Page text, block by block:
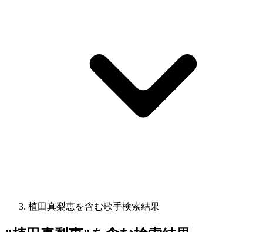
植田真梨恵を含む歌手検索結果